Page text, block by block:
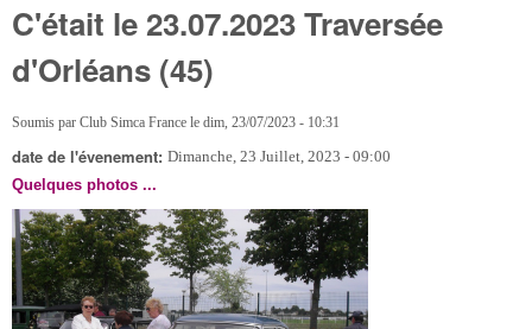
C'était le 23.07.2023 Traversée
d'Orléans (45)
Soumis par Club Simca France le dim, 23/07/2023 - 10:31
date de l'évenement: Dimanche, 23 Juillet, 2023 - 09:00
Quelques photos ...